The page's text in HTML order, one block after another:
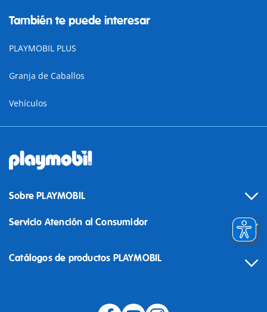
También te puede interesar
PLAYMOBIL PLUS
Granja de Caballos
Vehículos
Sobre PLAYMOBIL
Servicio Atención al Consumidor
Catálogos de productos PLAYMOBIL